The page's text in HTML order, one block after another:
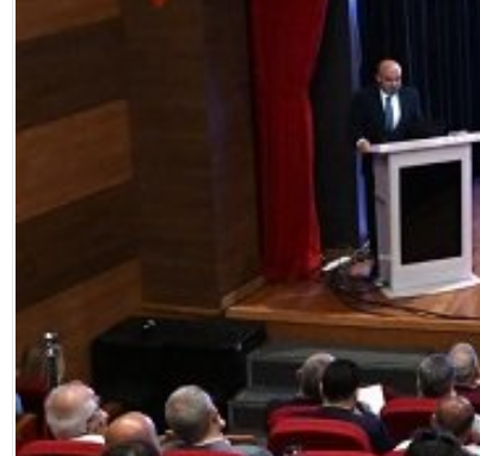
Facebook
Karikatür
Reklam
Yazarlar
SOSYAL MEDYA
Facebook